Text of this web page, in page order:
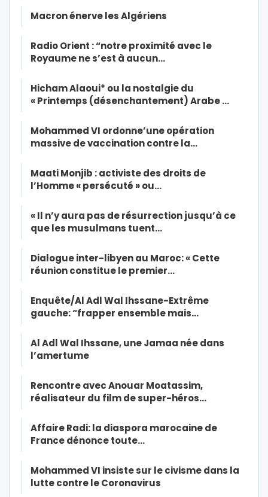
Macron énerve les Algériens
Radio Orient : “notre proximité avec le
Royaume ne s’est à aucun…
Hicham Alaoui* ou la nostalgie du
« Printemps (désenchantement) Arabe …
Mohammed VI ordonne’une opération
massive de vaccination contre la…
Maati Monjib : activiste des droits de
l’Homme « persécuté » ou…
« Il n’y aura pas de résurrection jusqu’à ce
que les musulmans tuent…
Dialogue inter-libyen au Maroc: « Cette
réunion constitue le premier…
Enquête/Al Adl Wal Ihssane-Extrême
gauche: “frapper ensemble mais…
Al Adl Wal Ihssane, une Jamaa née dans
l’amertume
Rencontre avec Anouar Moatassim,
réalisateur du film de super-héros…
Affaire Radi: la diaspora marocaine de
France dénonce toute…
Mohammed VI insiste sur le civisme dans la
lutte contre le Coronavirus